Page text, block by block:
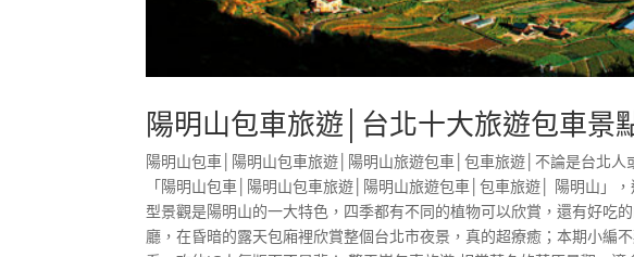
陽明山包車旅遊│台北十大旅遊包車景
陽明山包車│陽明山包車旅遊│陽明山旅遊包車│包車旅遊│不論是台北
「陽明山包車│陽明山包車旅遊│陽明山旅遊包車│包車旅遊│ 陽明山」
型景觀是陽明山的一大特色，四季都有不同的植物可以欣賞，還有好吃
廳，在昏暗的露天包廂裡欣賞整個台北市夜景，真的超療癒；本期小編